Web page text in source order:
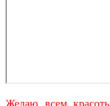
Желаю всем